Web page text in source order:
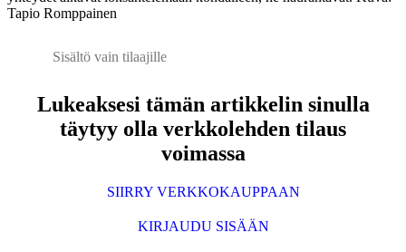
Tapio Romppainen
Sisältö vain tilaajille
Lukeaksesi tämän artikkelin sinulla
täytyy olla verkkolehden tilaus
voimassa
SIIRRY VERKKOKAUPPAAN
KIRJAUDU SISÄÄN